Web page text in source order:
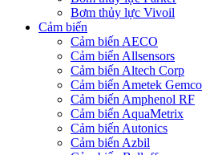
Bơm thủy lực Vivoil
Cảm biến
Cảm biến AECO
Cảm biến Allsensors
Cảm biến Altech Corp
Cảm biến Ametek Gemco
Cảm biến Amphenol RF
Cảm biến AquaMetrix
Cảm biến Autonics
Cảm biến Azbil